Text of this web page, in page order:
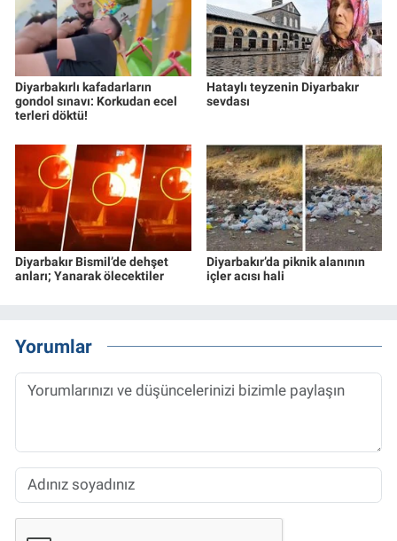
Diyarbakırlı kafadarların
gondol sınavı: Korkudan ecel
terleri döktü!
Hataylı teyzenin Diyarbakır
sevdası
Diyarbakır Bismil’de dehşet
anları; Yanarak ölecektiler
Diyarbakır’da piknik alanının
içler acısı hali
Yorumlar